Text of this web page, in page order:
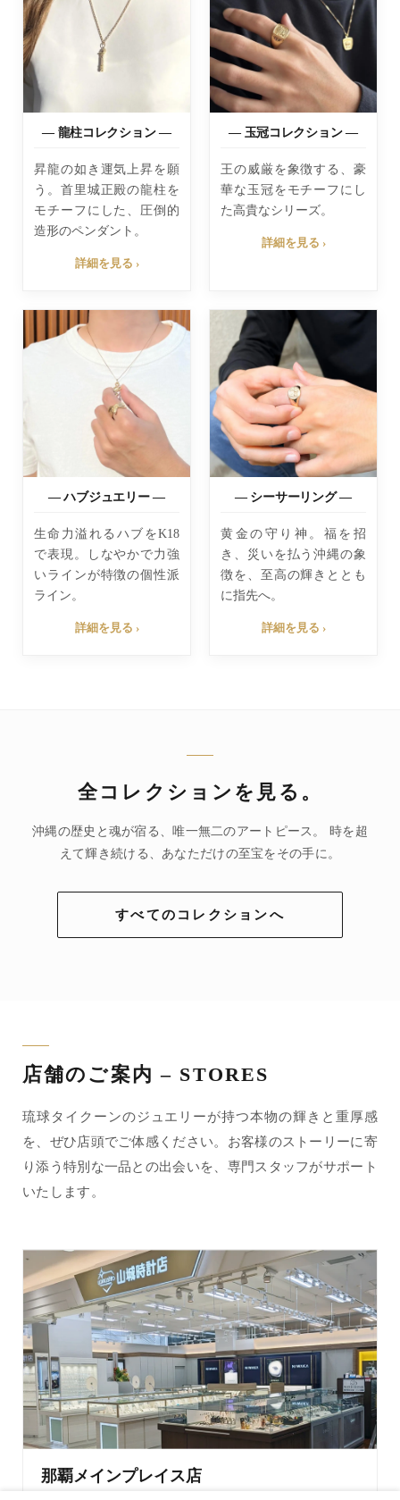
— 龍柱コレクション —
昇龍の如き運気上昇を願
う。首里城正殿の龍柱を
モチーフにした、圧倒的
造形のペンダント。
詳細を見る ›
— 玉冠コレクション —
王の威厳を象徴する、豪
華な玉冠をモチーフにし
た高貴なシリーズ。
詳細を見る ›
— ハブジュエリー —
生命力溢れるハブをK18
で表現。しなやかで力強
いラインが特徴の個性派
ライン。
詳細を見る ›
— シーサーリング —
黄金の守り神。福を招
き、災いを払う沖縄の象
徴を、至高の輝きととも
に指先へ。
詳細を見る ›
全コレクションを 見る。
沖縄の歴史と魂が宿る、唯一無二のアートピース。
時を超
えて輝き続ける、あなただけの至宝をその手に。
すべてのコレクションへ
店舗のご案内 – STORES
琉球タイクーンのジュエリーが持つ本物の輝きと重厚感
を、ぜひ店頭でご体感ください。お客様のストーリーに寄
り添う特別な一品との出会いを、専門スタッフがサポート
いたします。
那覇メインプレイス店